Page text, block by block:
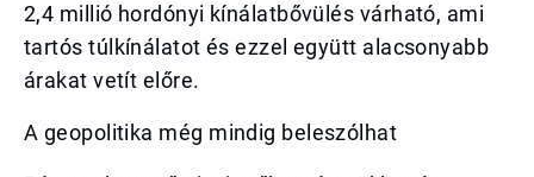
2,4 millió hordónyi kínálatbővülés várható, ami
tartós túlkínálatot és ezzel együtt alacsonyabb
árakat vetít előre.
A geopolitika még mindig beleszólhat